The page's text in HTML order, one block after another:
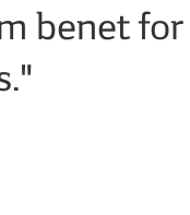
benet